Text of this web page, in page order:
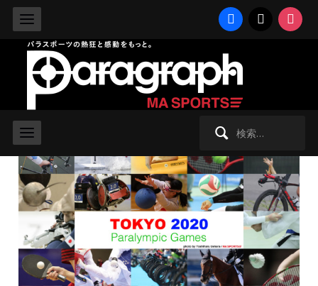
facebook
2021/8/31 火曜日 - 東京2020パラリンピック 水泳
【東京2020】鈴木孝幸200m自由形
で銀、富田宇宙200m個人メドレーで